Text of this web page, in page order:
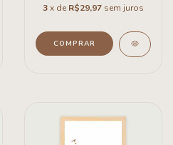
3x de R$29,97 sem juros
COMPRAR